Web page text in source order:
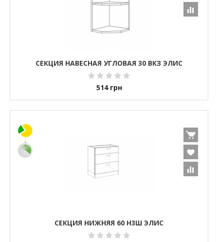
СЕКЦИЯ НАВЕСНАЯ УГЛОВАЯ 30 ВКЗ ЭЛИС
514 грн
СЕКЦИЯ НИЖНЯЯ 60 Н3Ш ЭЛИС